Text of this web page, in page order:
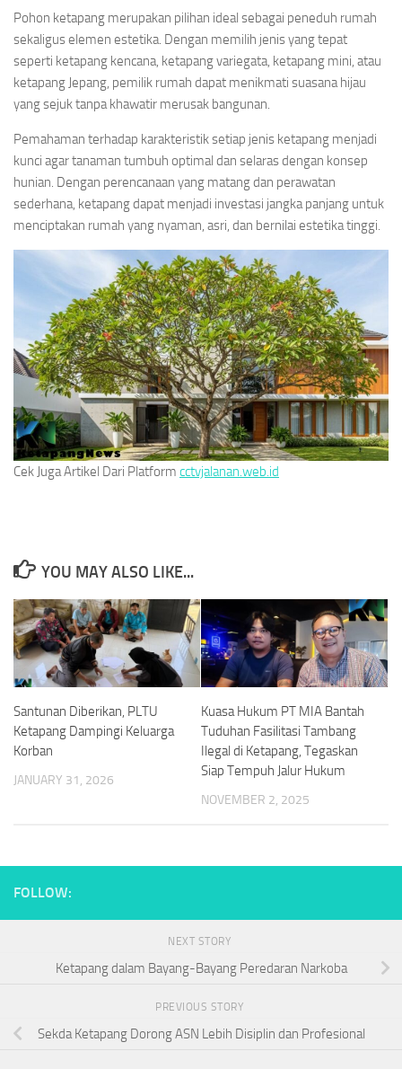
Pohon ketapang merupakan pilihan ideal sebagai peneduh rumah
sekaligus elemen estetika. Dengan memilih jenis yang tepat
seperti ketapang kencana, ketapang variegata, ketapang mini, atau
ketapang Jepang, pemilik rumah dapat menikmati suasana hijau
yang sejuk tanpa khawatir merusak bangunan.
Pemahaman terhadap karakteristik setiap jenis ketapang menjadi
kunci agar tanaman tumbuh optimal dan selaras dengan konsep
hunian. Dengan perencanaan yang matang dan perawatan
sederhana, ketapang dapat menjadi investasi jangka panjang untuk
menciptakan rumah yang nyaman, asri, dan bernilai estetika tinggi.
Cek Juga Artikel Dari Platform cctvjalanan.web.id
YOU MAY ALSO LIKE...
Santunan Diberikan, PLTU
Ketapang Dampingi Keluarga
Korban
JANUARY 31, 2026
Kuasa Hukum PT MIA Bantah
Tuduhan Fasilitasi Tambang
Ilegal di Ketapang, Tegaskan
Siap Tempuh Jalur Hukum
NOVEMBER 2, 2025
FOLLOW:
NEXT STORY
Ketapang dalam Bayang-Bayang Peredaran Narkoba
PREVIOUS STORY
Sekda Ketapang Dorong ASN Lebih Disiplin dan Profesional